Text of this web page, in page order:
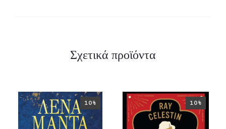
Σχετικά προϊόντα
10% 10%